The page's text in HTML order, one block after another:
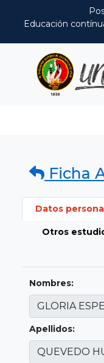
Educación
Ficha
Datos
Otros
Nombres:
Apellidos: